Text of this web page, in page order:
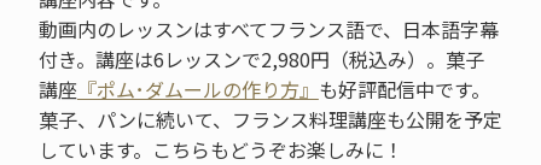
動画内のレッスンはすべてフランス語で、日本語字幕
付き。講座は6レッスンで2,980円（税込み）。菓子
講座 『ポム･ダムールの作り方』 も好評配信中です。
菓子、パンに続いて、フランス料理講座も公開を予定
しています。こちらもどうぞお楽しみに！